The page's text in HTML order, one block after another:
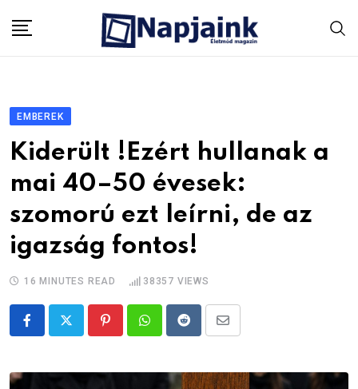
EMBEREK
Kiderült !Ezért hullanak a
mai 40–50 évesek:
szomorú ezt leírni, de az
igazság fontos!
16 MINUTES READ 38357 VIEWS
PinterestWhatsappRedditShare
Email